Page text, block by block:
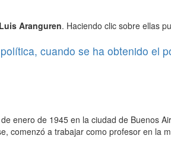
Aranguren. Haciendo clic sobre ellas
cuando se ha obtenido el
enero de 1945 en la ciudad de Buenos
comenzó a trabajar como profesor en la